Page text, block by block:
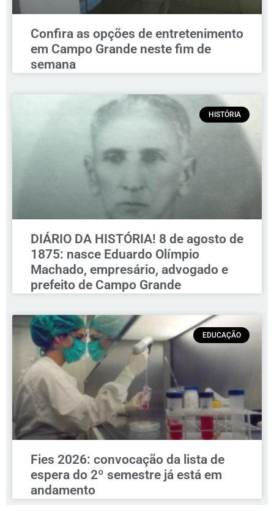
Confira as opções de entretenimento
em Campo Grande neste fim de
semana
HISTÓRIA
DIÁRIO DA HISTÓRIA! 8 de agosto de
1875: nasce Eduardo Olímpio
Machado, empresário, advogado e
prefeito de Campo Grande
EDUCAÇÃO
Fies 2026: convocação da lista de
espera do 2º semestre já está em
andamento